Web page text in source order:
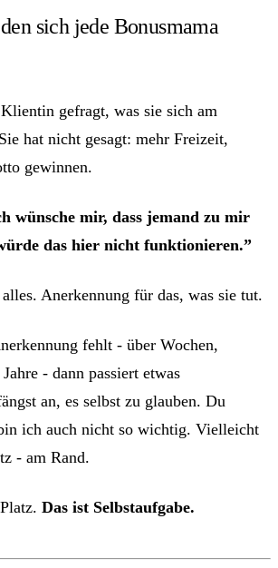
sich jede Bonusmama
gefragt, was sie sich am
hat nicht gesagt: mehr Freizeit,
gewinnen.
wünsche mir, dass jemand zu mir
das hier nicht funktionieren.”
Anerkennung für das, was sie tut.
fehlt - über Wochen,
- dann passiert etwas
an, es selbst zu glauben. Du
ich auch nicht so wichtig. Vielleicht
- am Rand.
Das ist Selbstaufgabe.